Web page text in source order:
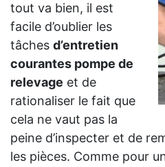
tout va bien, il est
facile d’oublier les
tâches d’entretien
courantes pompe de
relevage et de
rationaliser le fait que
cela ne vaut pas la
peine d’inspecter et de
les pièces. Comme pour